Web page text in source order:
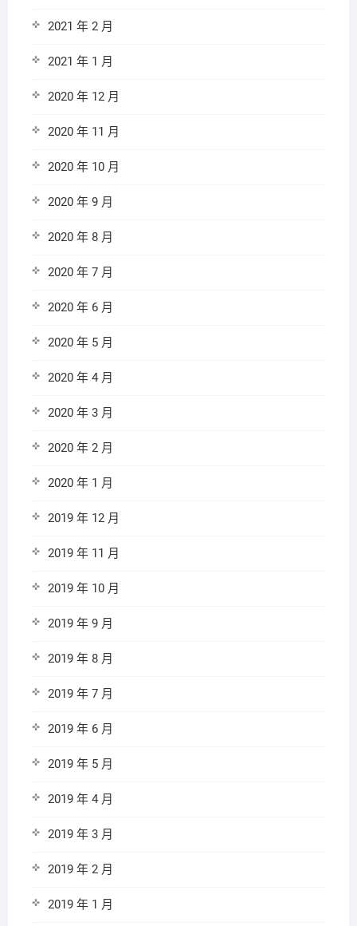
2021 年 2 月
2021 年 1 月
2020 年 12 月
2020 年 11 月
2020 年 10 月
2020 年 9 月
2020 年 8 月
2020 年 7 月
2020 年 6 月
2020 年 5 月
2020 年 4 月
2020 年 3 月
2020 年 2 月
2020 年 1 月
2019 年 12 月
2019 年 11 月
2019 年 10 月
2019 年 9 月
2019 年 8 月
2019 年 7 月
2019 年 6 月
2019 年 5 月
2019 年 4 月
2019 年 3 月
2019 年 2 月
2019 年 1 月